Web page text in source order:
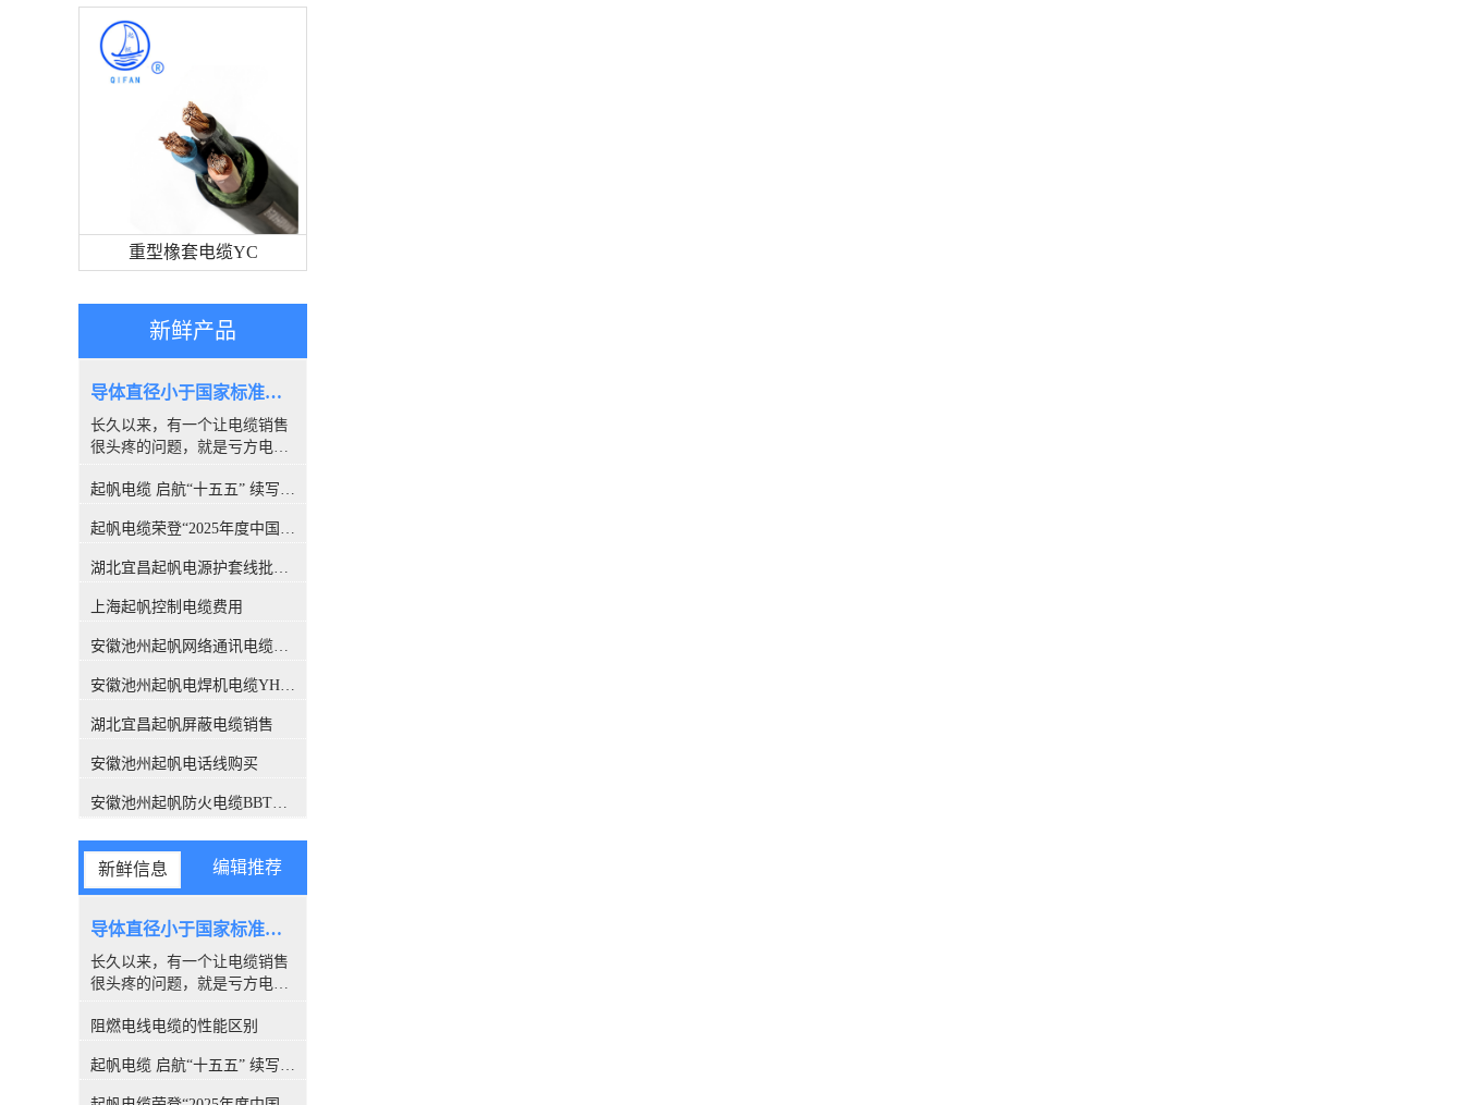
重型橡套电缆YC
新鲜产品
导体直径小于国家标准，算是非标电缆吗？
长久以来，有一个让电缆销售
很头疼的问题，就是亏方电
为很多客户都喜欢量电缆导体
合格。所以很多人讨论，铜丝
直径小于国家标准的算非标
吗？前不久，权威机构CQC出
具的一份报告，引发了行业的
扰很多人的问题，有了这份报
这个给客户解释了。CQC是什
（CQC）是经*机构编制批
准，由国家质量监督检验检疫
总局设立，委托国家认监委管
理的**认证机构。CQC是中国
权威的认证机构，几十年来积
累了丰富的国际质量认证工作
经验，各项业务均成果卓著，
的位、全球认证机构的**。经
所撰写的报告，是具有权威性
的。下面进入主题，看看这份
导体的【标称】截面积标称截
面积：是指产品标准中*的量
值并经常用于表格之中，标称
值引申出的量值通常须在规定
起帆电缆 启航“十五五” 续写新篇章
起帆电缆荣登“2025年度中国线缆行业10强”榜单！
湖北宜昌起帆电源护套线批发价格
上海起帆控制电缆费用
安徽池州起帆网络通讯电缆销售
安徽池州起帆电焊机电缆YH生产厂家
湖北宜昌起帆屏蔽电缆销售
安徽池州起帆电话线购买
安徽池州起帆防火电缆BBTRZ采购
新鲜信息 编辑推荐
导体直径小于国家标准，算是非标电缆吗？
长久以来，有一个让电缆销售
很头疼的问题，就是亏方电
为很多客户都喜欢量电缆导体
合格。所以很多人讨论，铜丝
直径小于国家标准的算非标
阻燃电线电缆的性能区别
起帆电缆 启航“十五五” 续写新篇章